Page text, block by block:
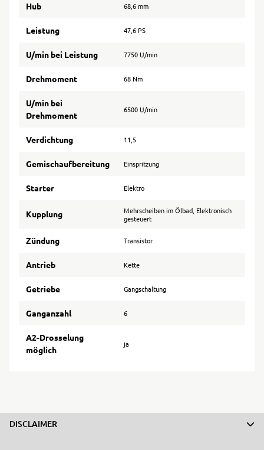
Hub 68,6 mm
Leistung 47,6 PS
U/min bei Leistung 7750 U/min
Drehmoment 68 Nm
U/min bei
Drehmoment
6500 U/min
Verdichtung 11,5
Gemischaufbereitung Einspritzung
Starter Elektro
Kupplung
Mehrscheiben im Ölbad, Elektronisch
gesteuert
Zündung Transistor
Antrieb Kette
Getriebe Gangschaltung
Ganganzahl 6
A2-Drosselung
möglich
ja
DISCLAIMER